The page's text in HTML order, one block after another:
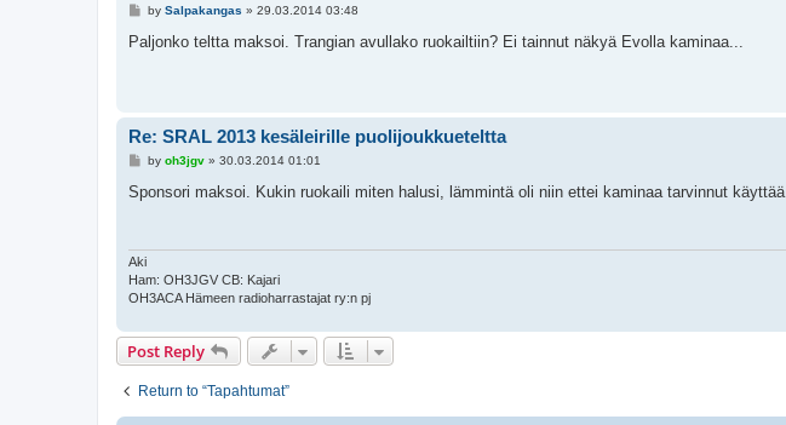
P
s
by Salpakangas » 29.03.2014 03:48
Paljonko teltta maksoi. Trangian avullako ruokailtiin? Ei tainnut näkyä Evolla kaminaa...
Re: SRAL 2013 kesäleirille puolijoukkueteltta
P
s
by oh3jgv» 30.03.2014 01:01
Sponsori maksoi. Kukin ruokaili miten halusi, lämmintä oli niin ettei kaminaa tarvinnut käyttää.
Aki
Ham: OH3JGV CB: Kajari
OH3ACA Hämeen radioharrastajat ry:n pj
Post Reply
Return to “Tapahtumat”